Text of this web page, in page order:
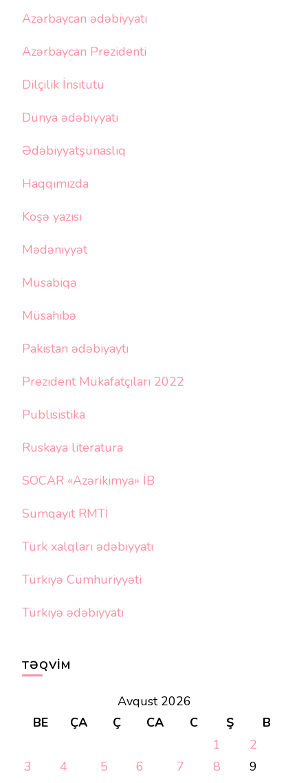
Azərbaycan ədəbiyyatı
Azərbaycan Prezidenti
Dilçilik İnsitutu
Dünya ədəbiyyatı
Ədəbiyyatşünaslıq
Haqqımızda
Köşə yazısı
Mədəniyyət
Müsabiqə
Müsahibə
Pakistan ədəbiyaytı
Prezident Mükafatçıları 2022
Publisistika
Ruskaya literatura
SOCAR «Azərikimya» İB
Sumqayıt RMTİ
Türk xalqları ədəbiyyatı
Türkiyə Cümhuriyyəti
Türkiyə ədəbiyyatı
TƏQVIM
Avqust 2026
BE
ÇA Ç CA C Ş
B
1
2
3
4 5 6 7 8
9